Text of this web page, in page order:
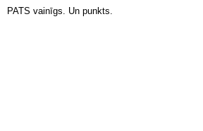
PATS vainīgs. Un punkts.